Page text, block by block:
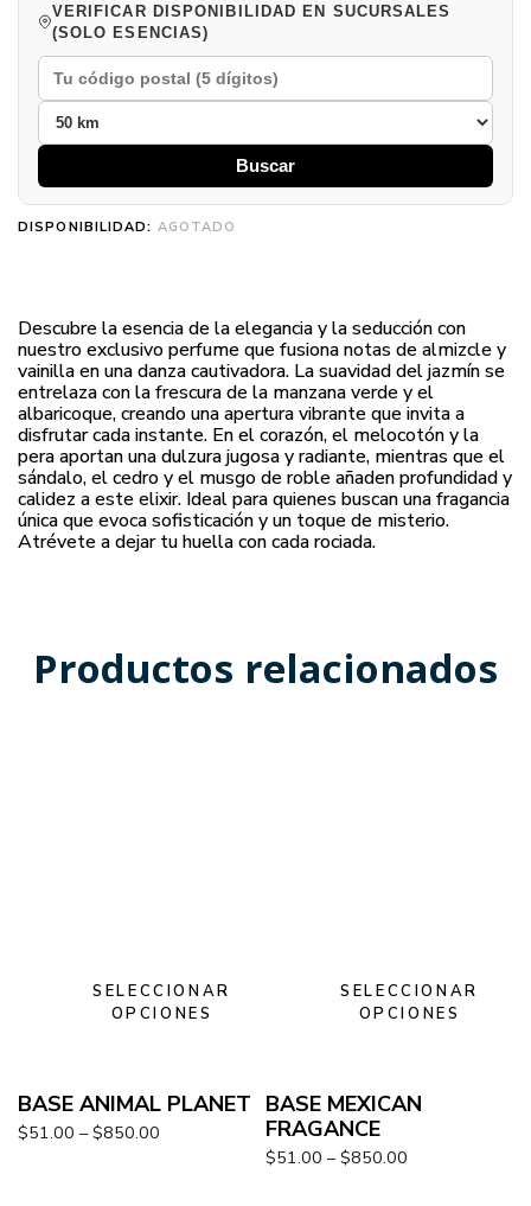
VERIFICAR DISPONIBILIDAD EN SUCURSALES
(SOLO ESENCIAS)
Buscar
DISPONIBILIDAD: AGOTADO
Descubre la esencia de la elegancia y la seducción con
nuestro exclusivo perfume que fusiona notas de almizcle y
vainilla en una danza cautivadora. La suavidad del jazmín se
entrelaza con la frescura de la manzana verde y el
albaricoque, creando una apertura vibrante que invita a
disfrutar cada instante. En el corazón, el melocotón y la
pera aportan una dulzura jugosa y radiante, mientras que el
sándalo, el cedro y el musgo de roble añaden profundidad y
calidez a este elixir. Ideal para quienes buscan una fragancia
única que evoca sofisticación y un toque de misterio.
Atrévete a dejar tu huella con cada rociada.
Productos relacionados
SELECCIONAR
OPCIONES
BASE ANIMAL PLANET
$51.00 – $850.00
SELECCIONAR
OPCIONES
BASE MEXICAN
FRAGANCE
$51.00 – $850.00